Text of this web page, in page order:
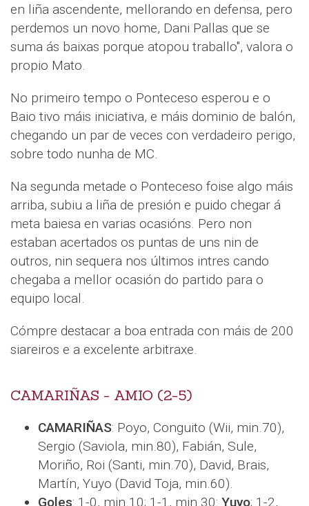
en liña ascendente, mellorando en defensa, pero
perdemos un novo home, Dani Pallas que se
suma ás baixas porque atopou traballo", valora o
propio Mato.
No primeiro tempo o Ponteceso esperou e o
Baio tivo máis iniciativa, e máis dominio de balón,
chegando un par de veces con verdadeiro perigo,
sobre todo nunha de MC.
Na segunda metade o Ponteceso foise algo máis
arriba, subiu a liña de presión e puido chegar á
meta baiesa en varias ocasións. Pero non
estaban acertados os puntas de uns nin de
outros, nin sequera nos últimos intres cando
chegaba a mellor ocasión do partido para o
equipo local.
Cómpre destacar a boa entrada con máis de 200
siareiros e a excelente arbitraxe.
CAMARIÑAS - AMIO (2-5)
CAMARIÑAS: Poyo, Conguito (Wii, min.70),
Sergio (Saviola, min.80), Fabián, Sule,
Moriño, Roi (Santi, min.70), David, Brais,
Martín, Yuyo (David Toja, min.60).
Goles: 1-0, min.10; 1-1, min.30: Yuyo; 1-2,